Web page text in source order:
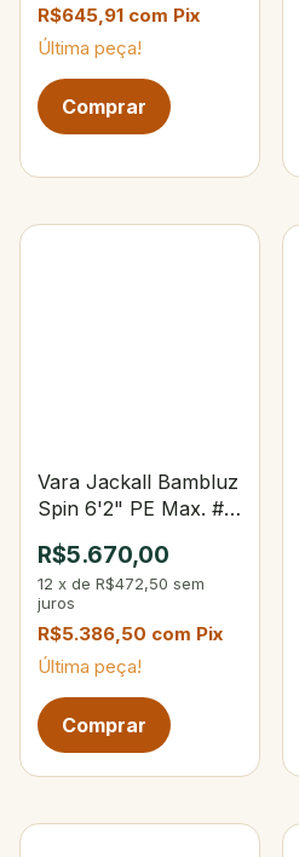
R$645,91 com Pix
Última peça!
Vara Jackall Bambluz
Spin 6'2" PE Max. #3
R$5.670,00
12 x de R$472,50 sem
juros
R$5.386,50 com Pix
Última peça!